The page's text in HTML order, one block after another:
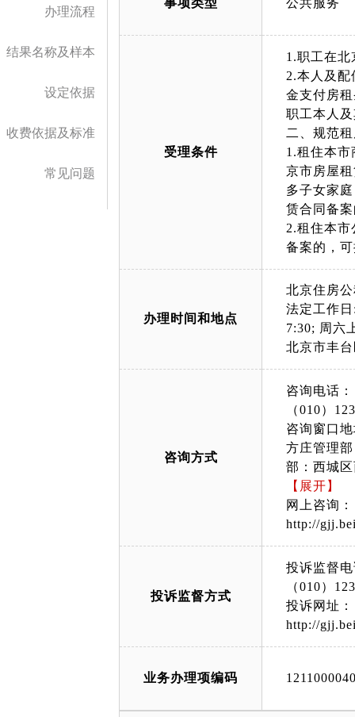
办理流程
结果名称及样本
设定依据
收费依据及标准
常见问题
事项类型 公共服务
受理条件
1.职工在
2.本人及
金支付房
职工本人
二、规范
1.租住本
京市房屋
多子女家
赁合同备
2.租住本
备案的，
办理时间和地点
北京住房
法定工作
7:30; 周六
北京市丰
咨询方式
咨询电话：
（010）
咨询窗口
方庄管理
部：西城
写字楼咨
大厦西门
（政务服
顺义管理
面）；大
动产大厅
部：延庆
55/
【展开】
网上咨询：
http://
投诉监督方式
投诉监督
（010）
投诉网址：
http://
业务办理项编码